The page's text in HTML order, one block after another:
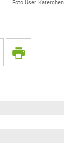
Foto User Katerchen